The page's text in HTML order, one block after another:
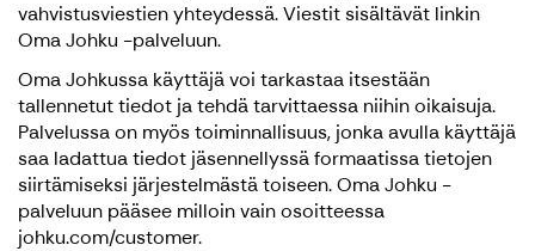
vahvistusviestien yhteydessä. Viestit sisältävät linkin
Oma Johku -palveluun.
Oma Johkussa käyttäjä voi tarkastaa itsestään
tallennetut tiedot ja tehdä tarvittaessa niihin oikaisuja.
Palvelussa on myös toiminnallisuus, jonka avulla käyttäjä
saa ladattua tiedot jäsennellyssä formaatissa tietojen
siirtämiseksi järjestelmästä toiseen. Oma Johku -
palveluun pääsee milloin vain osoitteessa
johku.com/customer.